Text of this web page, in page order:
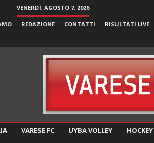
VENERDÌ, AGOSTO 7, 2026
REDAZIONE CONTATTI RISULTATI LIVE
VARESE FC UYBA VOLLEY HOCKEY